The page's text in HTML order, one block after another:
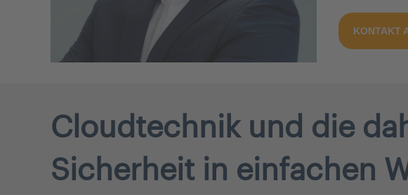
KONTAKT
Cloudtechnik und die
Sicherheit in einfachen